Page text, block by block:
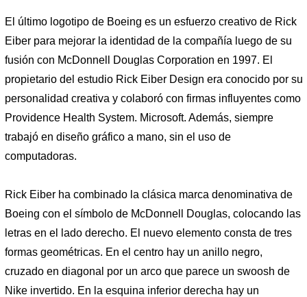
El último logotipo de Boeing es un esfuerzo creativo de Rick
Eiber para mejorar la identidad de la compañía luego de su
fusión con McDonnell Douglas Corporation en 1997. El
propietario del estudio Rick Eiber Design era conocido por su
personalidad creativa y colaboró ​​con firmas influyentes como
Providence Health System. Microsoft. Además, siempre
trabajó en diseño gráfico a mano, sin el uso de
computadoras.
Rick Eiber ha combinado la clásica marca denominativa de
Boeing con el símbolo de McDonnell Douglas, colocando las
letras en el lado derecho. El nuevo elemento consta de tres
formas geométricas. En el centro hay un anillo negro,
cruzado en diagonal por un arco que parece un swoosh de
Nike invertido. En la esquina inferior derecha hay un